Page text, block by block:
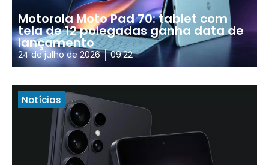
Motorola Moto Pad 70: tablet com
tela de 12 polegadas ganha data de
lançamento
24 de julho de 2026 09:22
Notícias